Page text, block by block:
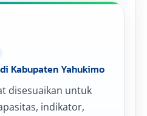
Kabupaten Yahukimo
disesuaikan untuk
indikator,